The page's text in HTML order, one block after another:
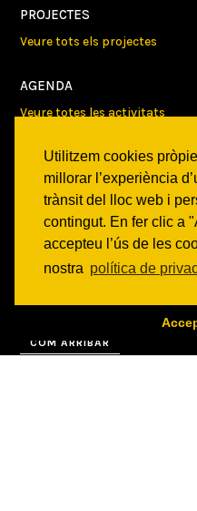
Utilitzem cookies
millorar l’experiència
trànsit del lloc web i
contingut. En fer clic a
accepteu l’ús de les
nostra política de
PROJECTES
Veure tots els projectes
AGENDA
Veure totes les activitats
NOTICIES
Activitats
Comunicats
Victories
ON SOM?
COM ARRIBAR